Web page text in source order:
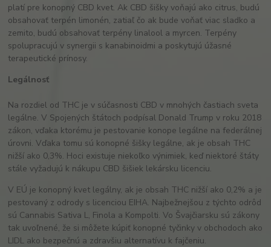
platí pre konopný CBD kvet. Ak CBD šišky voňajú ako citrus, budú
obsahovať terpén limonén, zatiaľ čo ak bude voňať viac sladko a
zemito, budú obsahovať terpény linalool a myrcen. Terpény
spolupracujú v synergii s kanabinoidmi a poskytujú úžasné
terapeutické prínosy.
Legálnosť
Na rozdiel od THC je v súčasnosti CBD v mnohých častiach sveta
legálne. V Spojených štátoch podpísal Donald Trump v roku 2018
zákon, vďaka ktorému je pestovanie konope legálne na federálnej
úrovni. Vďaka tomu sú konopné šišky legálne, ak je obsah THC
nižší ako 0,3%. Hoci existuje niekoľko výnimiek, keď niektoré štáty
stále vyžadujú k nákupu CBD šišiek lekársku licenciu.
V EÚ je konopný kvet legálny, ak je obsah THC nižší ako 0,2% a je
pestovaný z odrody s licenciou EIHA. Najbežnejšou z týchto odrôd
sú Cannabis Sativa L, Finola a Kompolti. Vo Švajčiarsku sú zákony
tak uvoľnené, že si môžete kúpiť konopné tyčinky v obchodoch ako
LIDL ako bezpečnú a zdravšiu alternatívu k fajčeniu.